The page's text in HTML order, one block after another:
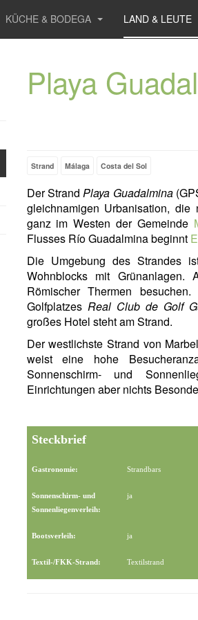
KÜCHE & BODEGA LAND & LEUTE
Playa
Strand Málaga Costa del Sol
Der StrandPlaya Guadalmina
gleichnamigen Urbanisation, die
ganz im Westen der Gemeinde
Flusses Río Guadalmina beginnt
Die Umgebung des Strandes
Wohnblocks mit
Römischer Thermen
Golfplatzes Real Club de Golf
großes Hotel steht am Strand.
Der westlichste Strand von
weist eine hohe
Sonnenschirm- und
Einrichtungen aber nichts
Steckbrief
Gastronomie: Strandbars
Sonnenschirm- und
Sonnenliegenverleih:
ja
Bootsverleih: ja
Textil-/FKK-Strand: Textilstrand